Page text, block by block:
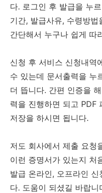
다. 로그인 후 발급을 누
기간, 발급사유, 수령방
간단해서 누구나 쉽게 따
신청 후 서비스 신청내역
수 있는데 문서출력을 누
더 뜹니다. 간편 인증을
력을 진행하면 되고 PDF
저장을 하시면 됩니다.
저도 회사에서 제출 요청
이런 증명서가 있는지 처
발급 온라인, 오프라인
다. 도움이 되셨길 바랍